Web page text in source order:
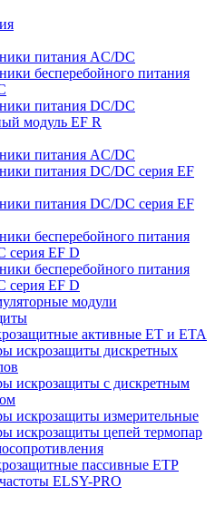
питания AC/DC
бесперебойного питания
питания DC/DC
модуль EF R
питания AC/DC
питания DC/DC серия EF
питания DC/DC серия EF
бесперебойного питания
серия EF D
бесперебойного питания
серия EF D
модули
активные ET и ETA
искрозащиты дискретных
искрозащиты с дискретным
искрозащиты измерительные
искрозащиты цепей термопар
пассивные ЕТР
ELSY-PRO